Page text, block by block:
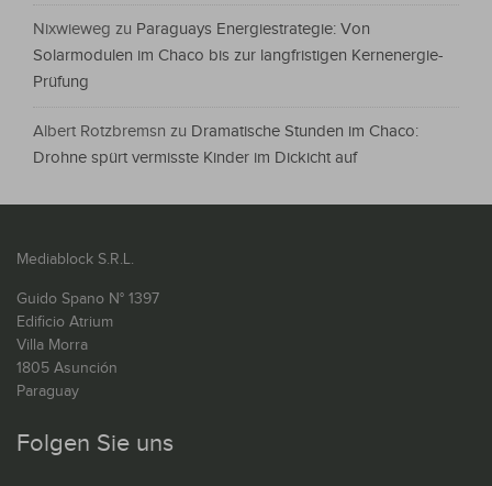
Nixwieweg zu Paraguays Energiestrategie: Von
Solarmodulen im Chaco bis zur langfristigen Kernenergie-
Prüfung
Albert Rotzbremsn zu Dramatische Stunden im Chaco:
Drohne spürt vermisste Kinder im Dickicht auf
Mediablock S.R.L.
Guido Spano N° 1397
Edificio Atrium
Villa Morra
1805 Asunción
Paraguay
Folgen Sie uns